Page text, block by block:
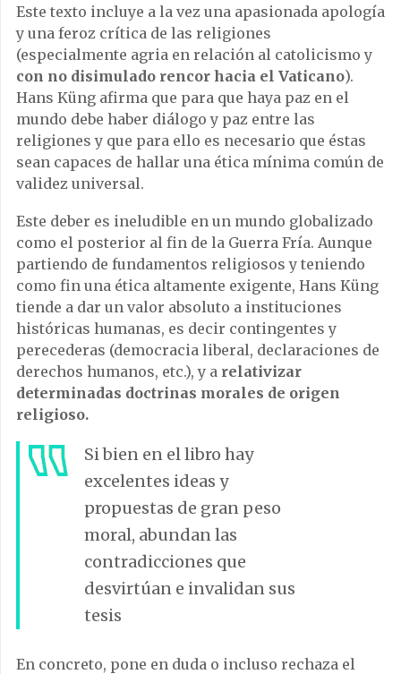
Este texto incluye a la vez una apasionada apología
y una feroz crítica de las religiones
(especialmente agria en relación al catolicismo y
con no disimulado rencor hacia el Vaticano).
Hans Küng afirma que para que haya paz en el
mundo debe haber diálogo y paz entre las
religiones y que para ello es necesario que éstas
sean capaces de hallar una ética mínima común de
validez universal.
Este deber es ineludible en un mundo globalizado
como el posterior al fin de la Guerra Fría. Aunque
partiendo de fundamentos religiosos y teniendo
como fin una ética altamente exigente, Hans Küng
tiende a dar un valor absoluto a instituciones
históricas humanas, es decir contingentes y
perecederas (democracia liberal, declaraciones de
derechos humanos, etc.), y a relativizar
determinadas doctrinas morales de origen
religioso.
Si bien en el libro hay
excelentes ideas y
propuestas de gran peso
moral, abundan las
contradicciones que
desvirtúan e invalidan sus
tesis
En concreto, pone en duda o incluso rechaza el